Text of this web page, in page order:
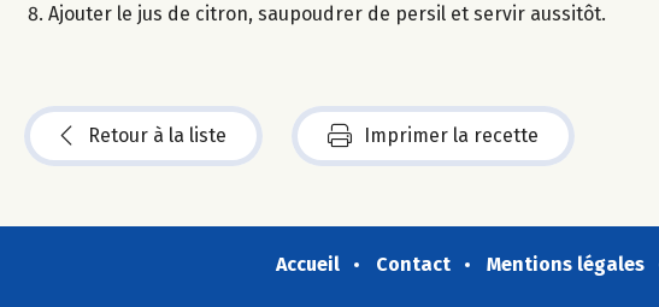
Ajouter le jus de citron, saupoudrer de persil et servir aussitôt.
Retour à la liste Imprimer la recette
Accueil Contact Mentions légales